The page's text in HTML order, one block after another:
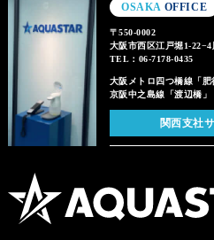
OSAKA OFFICE
〒550-0002
大阪市西区江戸堀1-
TEL：06-7178-0435
大阪メトロ四つ橋線「肥
京阪中之島線「渡辺橋」
関西支社